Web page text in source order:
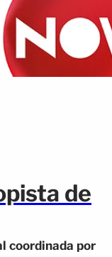
de
coordinada por